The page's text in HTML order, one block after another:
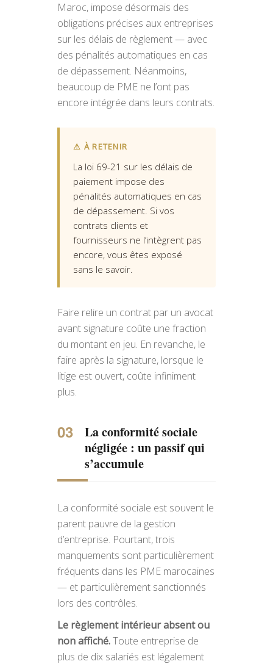
Maroc, impose désormais des
obligations précises aux entreprises
sur les délais de règlement — avec
des pénalités automatiques en cas
de dépassement. Néanmoins,
beaucoup de PME ne l’ont pas
encore intégrée dans leurs contrats.
⚠ À RETENIR
La loi 69-21 sur les délais de
paiement impose des
pénalités automatiques en cas
de dépassement. Si vos
contrats clients et
fournisseurs ne l’intègrent pas
encore, vous êtes exposé
sans le savoir.
Faire relire un contrat par un avocat
avant signature coûte une fraction
du montant en jeu. En revanche, le
faire après la signature, lorsque le
litige est ouvert, coûte infiniment
plus.
La conformité sociale
négligée : un passif qui
s’accumule
La conformité sociale est souvent le
parent pauvre de la gestion
d’entreprise. Pourtant, trois
manquements sont particulièrement
fréquents dans les PME marocaines
— et particulièrement sanctionnés
lors des contrôles.
Le règlement intérieur absent ou
non affiché.Toute entreprise de
plus de dix salariés est légalement